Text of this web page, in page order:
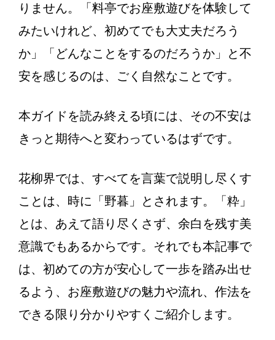
りません。「料亭でお座敷遊びを体験して
みたいけれど、初めてでも大丈夫だろう
か」「どんなことをするのだろうか」と不
安を感じるのは、ごく自然なことです。
本ガイドを読み終える頃には、その不安は
きっと期待へと変わっているはずです。
花柳界では、すべてを言葉で説明し尽くす
ことは、時に「野暮」とされます。「粋」
とは、あえて語り尽くさず、余白を残す美
意識でもあるからです。それでも本記事で
は、初めての方が安心して一歩を踏み出せ
るよう、お座敷遊びの魅力や流れ、作法を
できる限り分かりやすくご紹介します。